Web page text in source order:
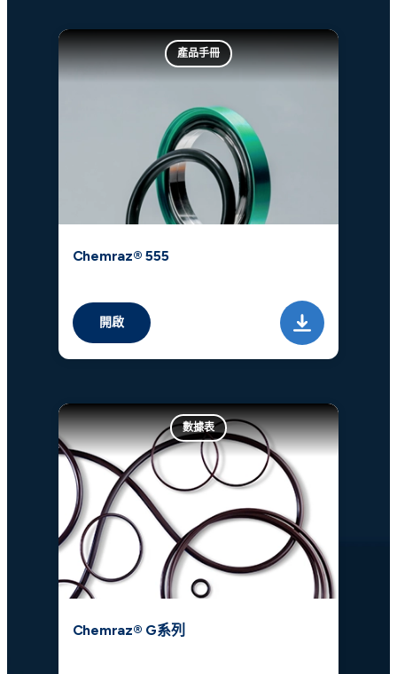
產品手冊
Chemraz® 555
開啟
數據表
Chemraz® G系列